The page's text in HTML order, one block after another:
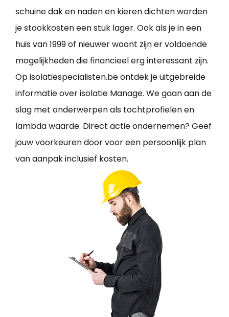
schuine dak en naden en kieren dichten worden
je stookkosten een stuk lager. Ook als je in een
huis van 1999 of nieuwer woont zijn er voldoende
mogelijkheden die financieel erg interessant zijn.
Op isolatiespecialisten.be ontdek je uitgebreide
informatie over isolatie Manage. We gaan aan de
slag met onderwerpen als tochtprofielen en
lambda waarde. Direct actie ondernemen? Geef
jouw voorkeuren door voor een persoonlijk plan
van aanpak inclusief kosten.